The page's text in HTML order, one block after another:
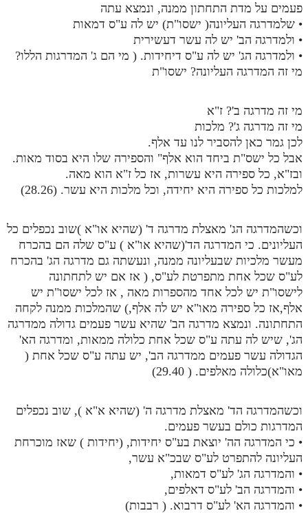
פעמים על מדת התחתון ממנה, ונמצא עתה
• שלמדרגה העליונה( ישסו"ת) יש לה ע"ס דמאות
• ולמדרגה הב' יש לה עשר דעשירית
• ולמדרגה הג' יש לה ע"ס דיחידות. ( מי הם ג' המדרגות הללו?
מי זה המדרגה העליונה? ישסו"ת
מי זה מדרגה ב'? ז"א
מי זה מדרגה ג'? מלכות
לכן גמר כאן להסביר לנו עד אלף.
אבל כל ישס"ת ביחד הוא אלף" והספירה שלו היא בסוד מאות.
ובז"א, כל ספירה היא עשרות, אז כל ז"א הוא מאה.
למלכות כל ספירה היא יחידה, וכל מלכות היא עשר. (28.26)
וכשהמדרגה הג' מאצלת מדרגה ד' (שהיא או"א )שוב נכפלים כל
העליונים. כי המדרגה הד'(שהיא או"א ) ע"ס שלה הם בהכרח
מעשר מלכיות שבעליונה ממנה, ונעשתה גם מדרגה הג' בהכרח
לע"ס שכל אחת מתפרטת לע"ס, ( אז אם יש לתחתונה
לישסו"ת יש לכל אחד מהספרות מאה , אז לכל ישסו"ת יש
אלף,אז כל ספירה מאו"א יש לה אלף,) שהמלכות ממנה לקחה
התחתונה. ונמצא מדרגה הב' שהיא עשר פעמים גדולה ממדרגה
הג', שיש לה עתה ע"ס שכל אחת כלולה ממאות, ומדרגה הא'
הגדולה עשר פעמים ממדרגה הב', יש עתה ע"ס שכל אחת (
מאו"א)כלולה מאלפים. ( 29.40)
וכשהמדרגה הד' מאצלת מדרגה ה' (שהיא א"א ), שוב נכפלים
המדרגות כולם בעשר פעמים.
• כי המדרגה הה' יוצאת בע"ס יחידות, (יחידות ) שאז מוכרחת
העליונה להתפרט לע"ס שבכ"א עשר,
• והמדרגה הג' לע"ס דמאות,
• והמדרגה הב' לע"ס דאלפים,
• והמדרגה הא' לע"ס דרבוא. ( רבבות)